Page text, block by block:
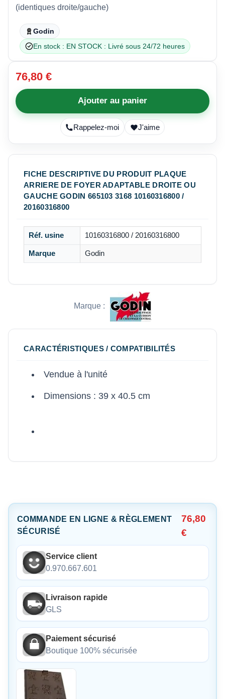
(identiques droite/gauche)
Godin
En stock : EN STOCK : Livré sous 24/72 heures
76,80 €
Ajouter au panier
Rappelez-moi J'aime
FICHE DESCRIPTIVE DU PRODUIT PLAQUE
ARRIERE DE FOYER ADAPTABLE DROITE OU
GAUCHE GODIN 665103 3168 10160316800 /
20160316800
Réf. usine 10160316800 / 20160316800
Marque Godin
Marque :
CARACTÉRISTIQUES / COMPATIBILITÉS
Vendue à l'unité
Dimensions : 39 x 40.5 cm
COMMANDE EN LIGNE & RÈGLEMENT
SÉCURISÉ
76,80
€
Service client
0.970.667.601
Livraison rapide
GLS
Paiement sécurisé
Boutique 100% sécurisée